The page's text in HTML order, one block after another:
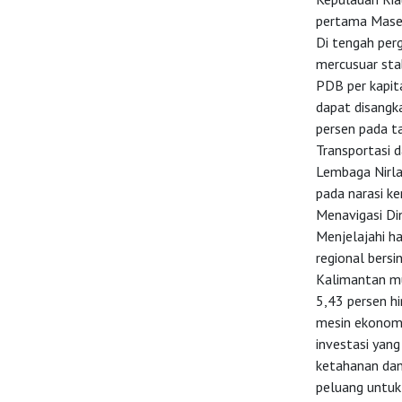
pertama
Di tengah
mercusuar
PDB per
dapat
persen pada
Transportasi
Lembaga
pada narasi
Menavigasi
Menjelajahi
regional
Kalimantan
5,43 persen
mesin
investasi
ketahanan
peluang